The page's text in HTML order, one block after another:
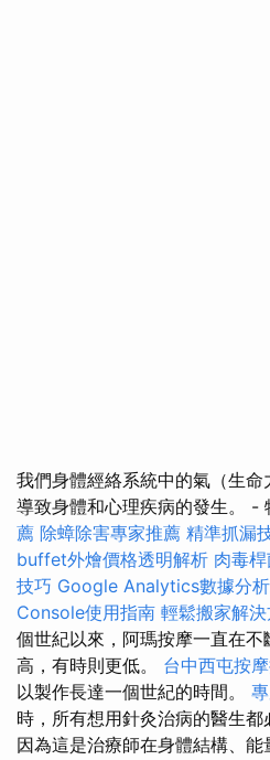
我們身體經絡系統中的氣（生
導致身體和心理疾病的發生。 -
薦 除蟑除害專家推薦 精準抓漏
buffet外燴價格透明解析 肉毒
技巧 Google Analytics數據分
Console使用指南 輕鬆搬家解
個世紀以來，阿瑪按摩一直在
高，有時則更低。 台中西屯按
以製作長達一個世紀的時間。
時，所有想用針灸治病的醫生都
因為這是治療師在身體結構、